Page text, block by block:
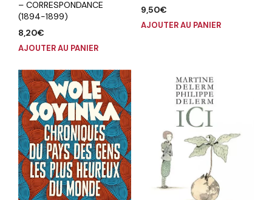
– CORRESPONDANCE
(1894-1899)
8,20€
AJOUTER AU PANIER
9,50€
AJOUTER AU PANIER